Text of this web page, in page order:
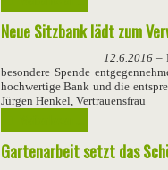
Neue Sitzbank lädt zum
12.6.2016–
besondere Spende
hochwertige Bank und die
Jürgen Henkel, Vertrauensfrau
Gartenarbeit setzt das